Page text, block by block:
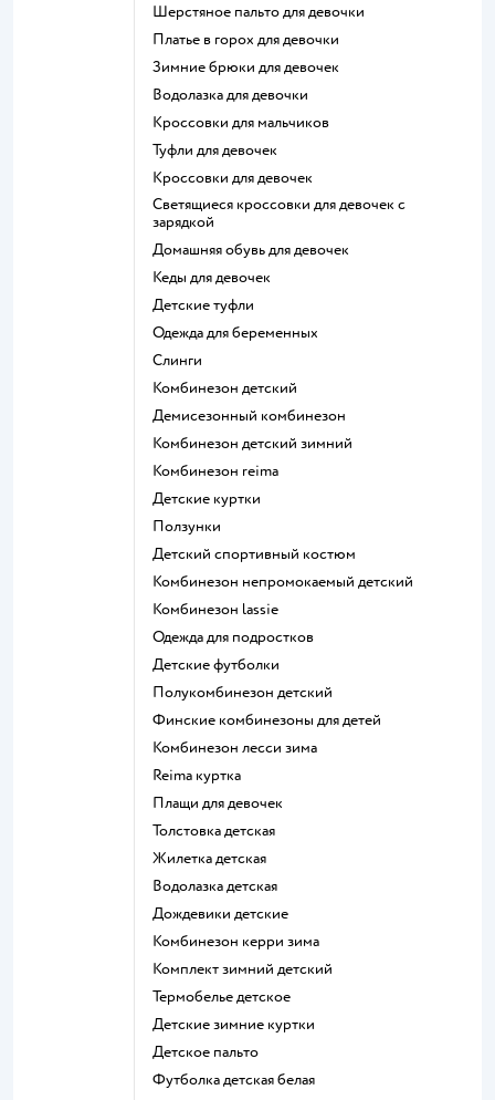
Шерстяное пальто для девочки
Платье в горох для девочки
Зимние брюки для девочек
Водолазка для девочки
Кроссовки для мальчиков
Туфли для девочек
Кроссовки для девочек
Светящиеся кроссовки для девочек с
зарядкой
Домашняя обувь для девочек
Кеды для девочек
Детские туфли
Одежда для беременных
Слинги
Комбинезон детский
Демисезонный комбинезон
Комбинезон детский зимний
Комбинезон reima
Детские куртки
Ползунки
Детский спортивный костюм
Комбинезон непромокаемый детский
Комбинезон lassie
Одежда для подростков
Детские футболки
Полукомбинезон детский
Финские комбинезоны для детей
Комбинезон лесси зима
Reima куртка
Плащи для девочек
Толстовка детская
Жилетка детская
Водолазка детская
Дождевики детские
Комбинезон керри зима
Комплект зимний детский
Термобелье детское
Детские зимние куртки
Детское пальто
Футболка детская белая